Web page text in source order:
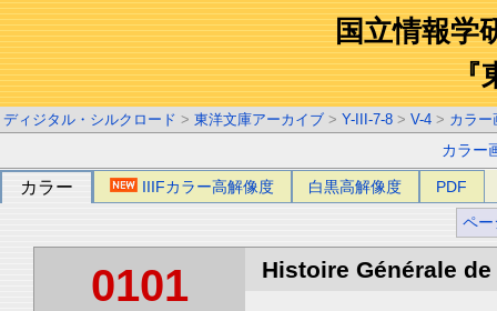
国立情報学
『
ディジタル・シルクロード > 東洋文庫アーカイブ > Y-III-7-8 > V-4 > カラー
カラー
カラー IIIFカラー高解像度 白黒高解像度 PDF
ペー
0101 Histoire Générale